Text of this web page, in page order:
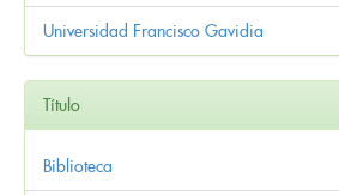
Universidad Francisco Gavidia
Título
Biblioteca